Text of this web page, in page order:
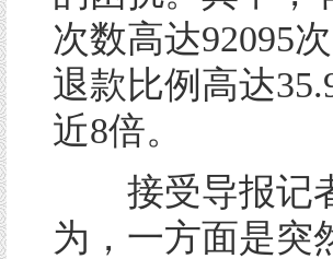
次数高达92095
退款比例高达
近8倍。
接受导报记者
为，一方面是突